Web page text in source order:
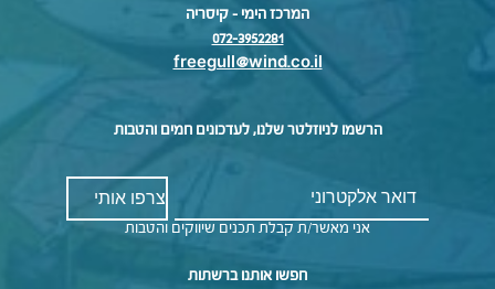
המרכז הימי – קיסריה
072-3952281
freegull@wind.co.il
הרשמו לניוזלטר שלנו, לעדכונים חמים והטבות
אני מאשר/ת קבלת תכנים שיווקים והטבות
חפשו אותנו ברשתות